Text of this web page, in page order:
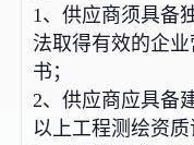
1、供应商须具备
法取得有效的企
书；
2、供应商应具备
以上工程测绘资质